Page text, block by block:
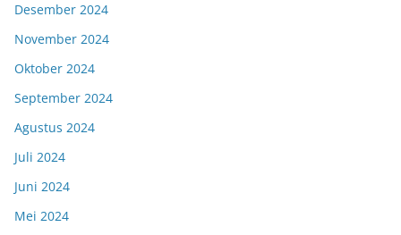
Desember 2024
November 2024
Oktober 2024
September 2024
Agustus 2024
Juli 2024
Juni 2024
Mei 2024